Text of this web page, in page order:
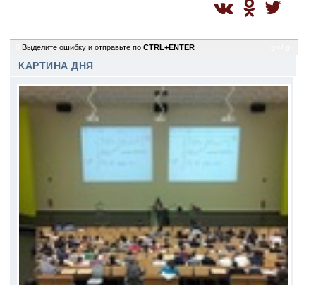
Выделите ошибку и отправьте по CTRL+ENTER
КАРТИНА ДНЯ